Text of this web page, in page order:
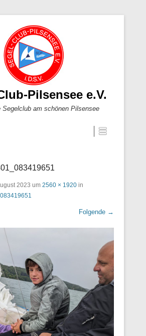
Pilsensee e.V.
Segelclub am schönen Pilsensee
2023 um 2560 × 1920 in
Folgende →